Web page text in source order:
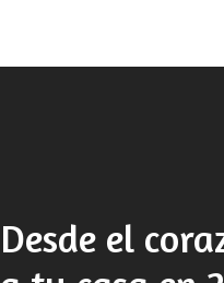
Desde el